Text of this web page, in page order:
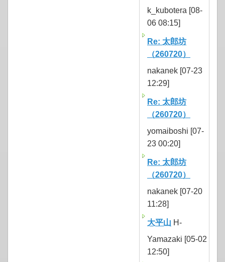
k_kubotera [08-
06 08:15]
Re: 太郎坊
（260720）
nakanek [07-23
12:29]
Re: 太郎坊
（260720）
yomaiboshi [07-
23 00:20]
Re: 太郎坊
（260720）
nakanek [07-20
11:28]
大平山 H-
Yamazaki [05-02
12:50]